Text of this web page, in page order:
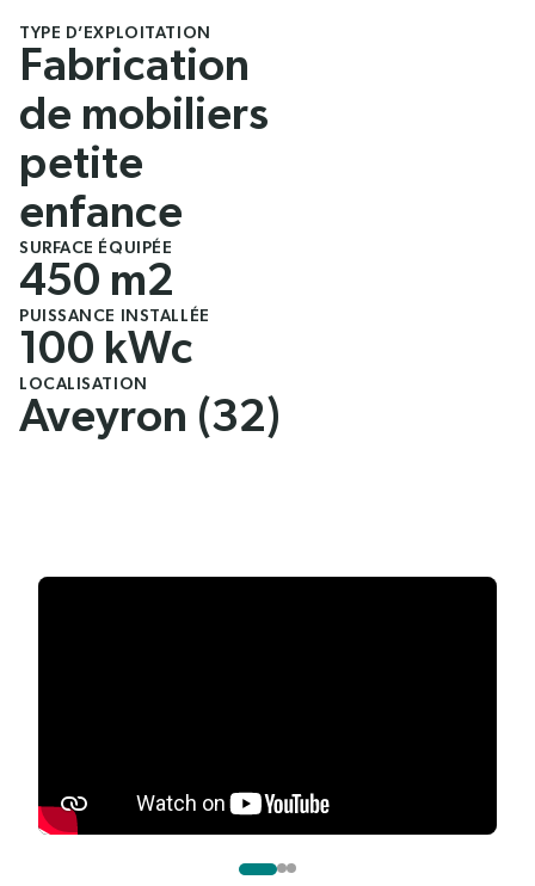
TYPE D’EXPLOITATION
Fabrication
de mobiliers
petite
enfance
SURFACE ÉQUIPÉE
450 m2
PUISSANCE INSTALLÉE
100 kWc
LOCALISATION
Aveyron (32)